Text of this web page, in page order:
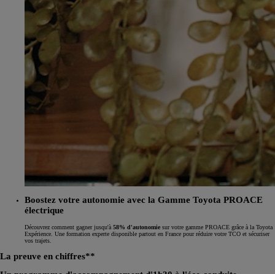
Boostez votre autonomie avec la Gamme Toyota PROACE
électrique
Découvrez comment gagner jusqu'à 58% d'autonomie sur votre gamme PROACE grâce à la Toyota
Expérience. Une formation experte disponible partout en France pour réduire votre TCO et sécuriser
vos trajets.
La preuve en chiffres**